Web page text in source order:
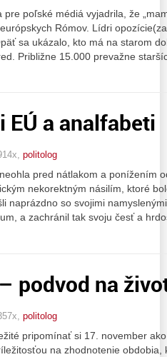
poľské médiá vyjadrila, že
Rómov. Lídri
sa ukázalo, kto má na starom
Približne 15.000 prevažne
EÚ a analfabeti
politolog
pred nátlakom a ponížením
nekorektným násilím, ktoré
naprázdno so svojimi
a zachránil tak svoju česť a
podvod na
politolog
pripomínať si 17. november
na zhodnotenie